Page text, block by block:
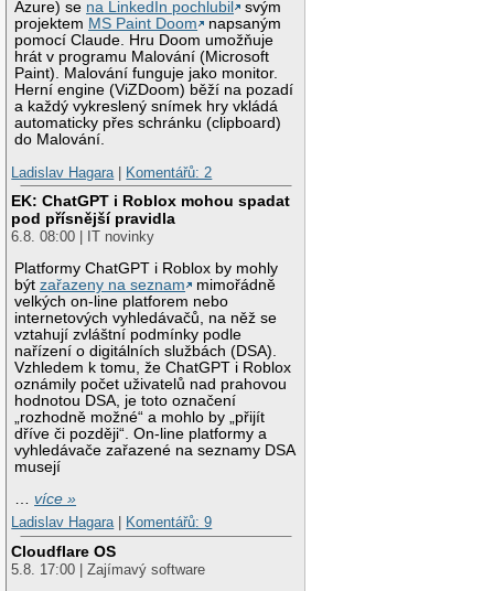
Azure) se na LinkedIn pochlubil
svým
projektem MS Paint Doom
napsaným
pomocí Claude. Hru Doom umožňuje
hrát v programu Malování (Microsoft
Paint). Malování funguje jako monitor.
Herní engine (ViZDoom) běží na pozadí
a každý vykreslený snímek hry vkládá
automaticky přes schránku (clipboard)
do Malování.
Ladislav Hagara
Komentářů: 2
EK: ChatGPT i Roblox mohou spadat
pod přísnější pravidla
6.8. 08:00 | IT novinky
Platformy ChatGPT i Roblox by mohly
býtzařazeny na seznam
mimořádně
velkých on-line platforem nebo
internetových vyhledávačů, na něž se
vztahují zvláštní podmínky podle
nařízení o digitálních službách (DSA).
Vzhledem k tomu, že ChatGPT i Roblox
oznámily počet uživatelů nad prahovou
hodnotou DSA, je toto označení
„rozhodně možné“ a mohlo by „přijít
dříve či později“. On-line platformy a
vyhledávače zařazené na seznamy DSA
musejí
…více »
Ladislav Hagara| Komentářů: 9
Cloudflare OS
5.8. 17:00 | Zajímavý software